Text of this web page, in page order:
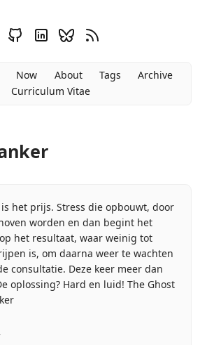
Now About Tags
Archive
Curriculum Vitae
het prijs. Stress die opbouwt, door
worden en dan begint het
het resultaat, waar weinig tot
is, om daarna weer te wachten
consultatie. Deze keer meer dan
oplossing? Hard en luid! The Ghost